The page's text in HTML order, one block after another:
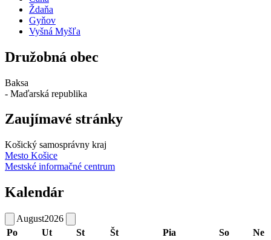
Ždaňa
Gyňov
Vyšná Myšľa
Družobná obec
Baksa
- Maďarská republika
Zaujímavé stránky
Košický samosprávny kraj
Mesto Košice
Mestské informačné centrum
Kalendár
August2026
Po
Ut St Št Pia So Ne